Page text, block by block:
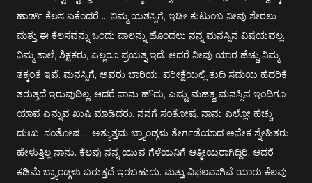
ಹಾರ್ಡ್ ಕೆಲಸ ಏಕೆಂದರೆ ... ನಿಮ್ಮ ಯಶಸ್ಸಿಗೆ, ಇಡೀ ಕುಟುಂಬ ನೀವು ಸೇರಲು
ಮತ್ತು ಈ ಕೆಲಸವನ್ನು ಒಂದು ಪಾಲನ್ನು ಹೊಂದಲು ನನ್ನ ಮನಸ್ಸಿನ ವಿಷಯವಲ್ಲ.
ನಿಮ್ಮ ಶಾಲೆ, ಶಿಕ್ಷಕರು, ಎಲ್ಲರೂ ಪ್ರಯತ್ನ ಇದೆ. ಆದರೆ ನೀವು ಯಾರ ಹೆಚ್ಚು ನಿಮ್ಮ
ತಕ್ಕಂತೆ ಇವೆ. ಮನಸ್ಸಿಗೆ, ಅವರು ಬಾರಿಯ, ಪರೀಕ್ಷೆಯಲ್ಲಿ ತುದಿ ಸಮಯ ಹೆದರಿಕೆ
ತರುತ್ತದೆ ಇರುವುದಿಲ್ಲ. ಆದರೆ ನಾನು ಹೌದು, ಎಷ್ಟು ಮಹತ್ವ ಮನಸ್ಸಿನ ಇಂದಿಗೂ
ಯಾವ ಎನ್ನುವ ಖುಷಿ ಮಾಡಿದರು. ನನಗೆ ಸಂತೋಷ. ನಾನು ಎಲ್ಲೋ ಹೆಚ್ಚು
ದುಃಖ, ಸಂತೋಷ ... ಅತ್ಯುತ್ತಮ ಬ್ರ್ಯಾಂಡ್ಗಳು ತೇರ್ಗಡೆಯಾದ ಅನೇಕ ಸ್ನೇಹಿತರು
ಹೇಳುತ್ತಿಲ್ಲ ನಾನು. ಕೆಲವು ನನ್ನ ಯುವ ಗೆಳೆಯನಿಗೆ ಆತ್ಮೀಯರಾಗಿದ್ದಿರಿ, ಆದರೆ
ಕಡಿಮೆ ಬ್ರ್ಯಾಂಡ್ಗಳು ಬರುತ್ತದೆ ಇರಬಹುದು. ಮತ್ತು ವಿಫಲವಾಗಿವೆ ಯಾರು ಕೆಲವು